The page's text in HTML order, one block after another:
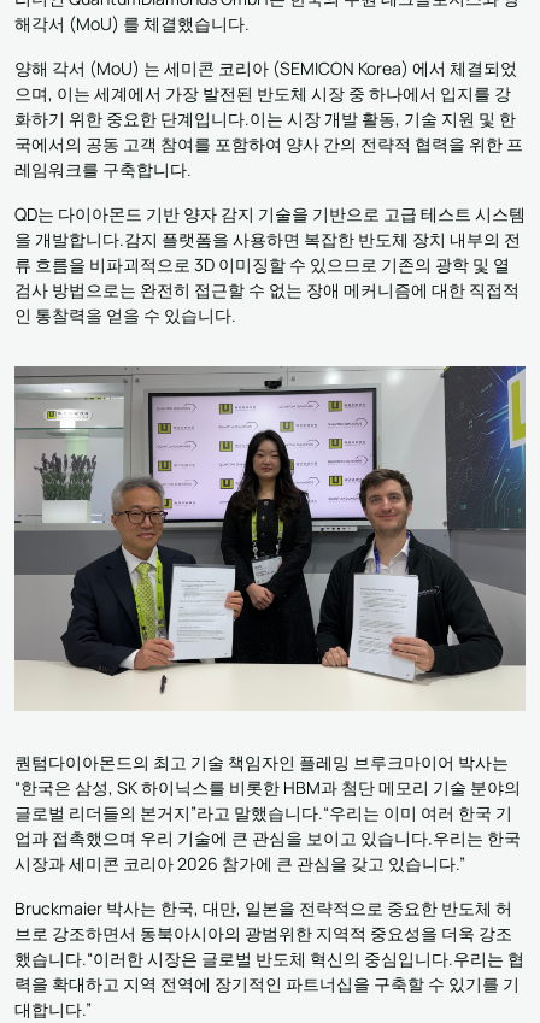
해각서 (MoU) 를 체결했습니다.
양해 각서 (MoU) 는 세미콘 코리아 (SEMICON Korea) 에서 체결되었
으며, 이는 세계에서 가장 발전된 반도체 시장 중 하나에서 입지를 강
화하기 위한 중요한 단계입니다.이는 시장 개발 활동, 기술 지원 및 한
국에서의 공동 고객 참여를 포함하여 양사 간의 전략적 협력을 위한 프
레임워크를 구축합니다.
QD는 다이아몬드 기반 양자 감지 기술을 기반으로 고급 테스트 시스템
을 개발합니다.감지 플랫폼을 사용하면 복잡한 반도체 장치 내부의 전
류 흐름을 비파괴적으로 3D 이미징할 수 있으므로 기존의 광학 및 열
검사 방법으로는 완전히 접근할 수 없는 장애 메커니즘에 대한 직접적
인 통찰력을 얻을 수 있습니다.
퀀텀다이아몬드의 최고 기술 책임자인 플레밍 브루크마이어 박사는
“한국은 삼성, SK 하이닉스를 비롯한 HBM과 첨단 메모리 기술 분야의
글로벌 리더들의 본거지”라고 말했습니다.“우리는 이미 여러 한국 기
업과 접촉했으며 우리 기술에 큰 관심을 보이고 있습니다.우리는 한국
시장과 세미콘 코리아 2026 참가에 큰 관심을 갖고 있습니다.”
Bruckmaier 박사는 한국, 대만, 일본을 전략적으로 중요한 반도체 허
브로 강조하면서 동북아시아의 광범위한 지역적 중요성을 더욱 강조
했습니다.“이러한 시장은 글로벌 반도체 혁신의 중심입니다.우리는 협
력을 확대하고 지역 전역에 장기적인 파트너십을 구축할 수 있기를 기
대합니다.”